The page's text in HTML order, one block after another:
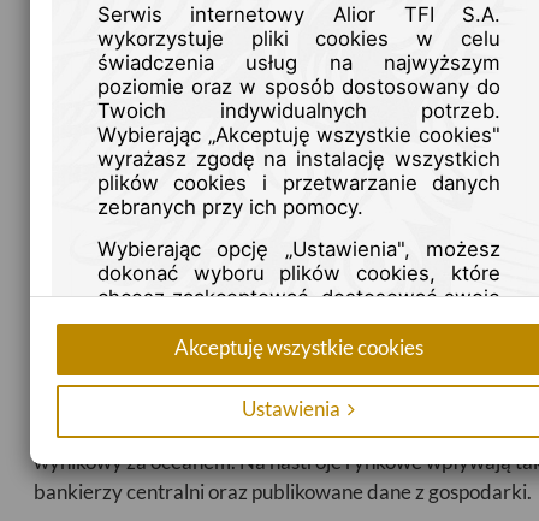
Komentarz tygodniowy
stycznia 2023 roku
2023-01-23
Krótszy tydzień giełdowy, z uwagi na poniedziałkowe
w USA wcale nie oznacza, że rynki akcyjne nie
zmienności i nie obfitowały w istotne wydarzenia
Emocji nie brakuje chociażby ze względu na trwający
wynikowy za oceanem. Na nastroje rynkowe wpływają
bankierzy centralni oraz publikowane dane z gospodarki.
Serwis internetowy Alior TFI S.A.
wykorzystuje pliki cookies w celu
świadczenia usług na najwyższym
poziomie oraz w sposób dostosowany do
Twoich indywidualnych potrzeb.
Wybierając „Akceptuję wszystkie cookies"
wyrażasz zgodę na instalację wszystkich
plików cookies i przetwarzanie danych
zebranych przy ich pomocy.
Wybierając opcję „Ustawienia", możesz
dokonać wyboru plików cookies, które
chcesz zaakceptować, dostosować swoje
preferencje oraz uzyskać więcej
informacji.
Możesz również kontrolować i określać
sposób zapisywania plików cookies na
swoim urządzeniu przy pomocy ustawień
przeglądarki internetowej. Więcej
informacji znajdziesz w naszejPolityce
Prywatności.
Akceptuję wszystkie cookies
Ustawienia